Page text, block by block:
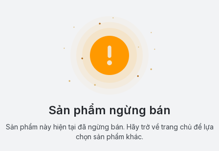
Sản phẩm ngừng bán
Sản phẩm này hiện tại đã ngừng bán. Hãy trở về trang chủ để lựa
chọn sản phẩm khác.